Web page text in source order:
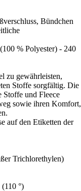
Bündchen
% Polyester) - 240
zu gewährleisten,
Stoffe sorgfältig. Die
Stoffe und Fleece
sowie ihren Komfort,
auf den Etiketten der
Trichlorethylen)
°)